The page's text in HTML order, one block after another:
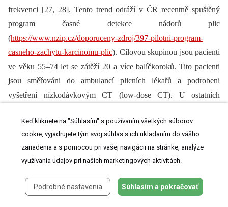
frekvenci [27, 28]. Tento trend odráží v ČR recentně spuštěný
program časné detekce nádorů plic
(https://www.nzip.cz/doporuceny-zdroj/397-pilotni-program-
casneho-zachytu-karcinomu-plic). Cílovou skupinou jsou pacienti
ve věku 55–74 let se zátěží 20 a více balíčkoroků. Tito pacienti
jsou směřováni do ambulancí plicních lékařů a podrobeni
vyšetření nízkodávkovým CT (low-dose CT). U ostatních
individuálně.
Významným nástrojem pro detekci slizničních duplicitních
nádorů v oblasti sliznic horního aerodigestivního traktu je
světlem [29]. Pokud je dostupné, mělo by být u pacientů
Keď kliknete na "Súhlasím" s používaním všetkých súborov
cookie, vyjadrujete tým svoj súhlas s ich ukladaním do vášho
zariadenia a s pomocou pri vašej navigácii na stránke, analýze
využívania údajov pri našich marketingových aktivitách.
Podrobné nastavenia Súhlasím a pokračovať